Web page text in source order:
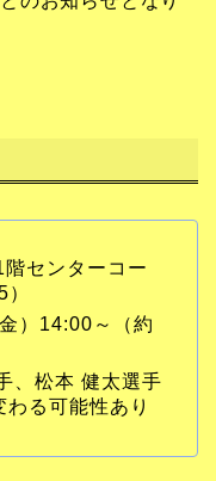
センターコー
）14:00～（約
、松本 健太選手
る可能性あり